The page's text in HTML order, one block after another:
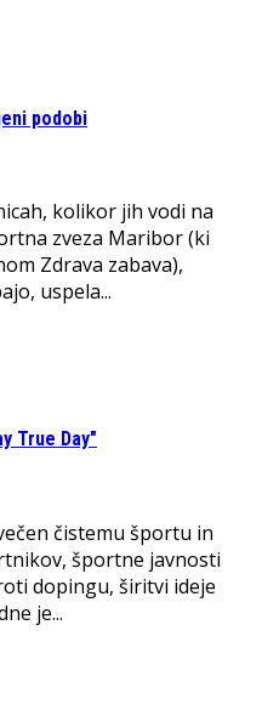
podobi
kolikor jih vodi na
zveza Maribor (ki
Zdrava zabava),
uspela...
True Day"
čistemu športu in
športne javnosti
dopingu, širitvi ideje
je...